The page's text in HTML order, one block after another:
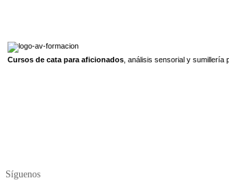
Cursos de cata para aficionados , análisis sensorial y sumillería
Síguenos